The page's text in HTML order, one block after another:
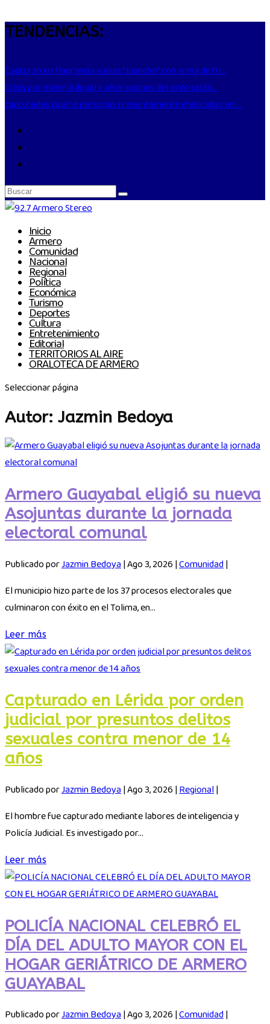
TENDENCIAS:
Capturan en flagrancia a alias “Juancho” con arma de fu...
Crisis por minería ilegal y alteraciones del orden públ...
capturadas cuatro personas presuntamente implicadas en ...
Inicio
Armero
Comunidad
Nacional
Regional
Política
Económica
Turismo
Deportes
Cultura
Entretenimiento
Editorial
TERRITORIOS AL AIRE
ORALOTECA DE ARMERO
Seleccionar página
Autor: Jazmin Bedoya
Armero Guayabal eligió su nueva
Asojuntas durante la jornada
electoral comunal
Publicado porJazmin Bedoya|Ago 3, 2026|Comunidad|
El municipio hizo parte de los 37 procesos electorales que
culminaron con éxito en el Tolima, en...
Leer más
Capturado en Lérida por orden
judicial por presuntos delitos
sexuales contra menor de 14
años
Publicado porJazmin Bedoya|Ago 3, 2026|Regional|
El hombre fue capturado mediante labores de inteligencia y
Policía Judicial. Es investigado por...
Leer más
POLICÍA NACIONAL CELEBRÓ EL
DÍA DEL ADULTO MAYOR CON EL
HOGAR GERIÁTRICO DE ARMERO
GUAYABAL
Publicado porJazmin Bedoya|Ago 3, 2026|Comunidad|